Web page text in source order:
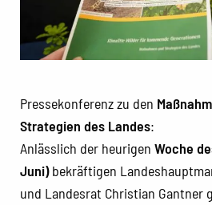
Pressekonferenz zu den
Strategien des Landes:
Anlässlich der heurigen Woche
Juni)bekräftigen
und Landesrat Christian Gantner